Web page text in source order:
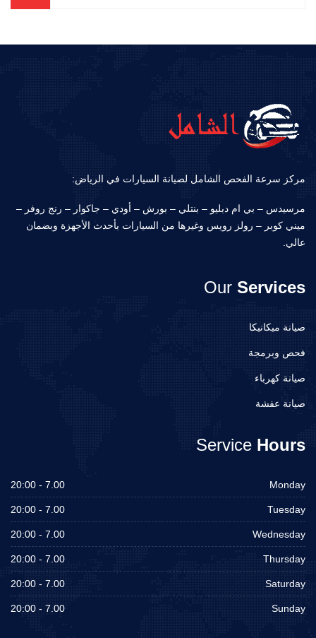
مركز سرعة الفحص الشامل لصيانة السيارات في الرياض:
مرسيدس – بي ام دبليو – بنتلي – بورش – أودي – جاكوار – رنج روفر –
ميني كوبر – رولز رويس وغيرها من السيارات بأحدث الأجهزة وبضمان
عالي.
Our Services
صيانة ميكانيكا
فحص وبرمجة
صيانة كهرباء
صيانة عفشة
Service Hours
Monday
7.00 - 20:00
Tuesday
7.00 - 20:00
Wednesday
7.00 - 20:00
Thursday
7.00 - 20:00
Saturday
7.00 - 20:00
Sunday
7.00 - 20:00